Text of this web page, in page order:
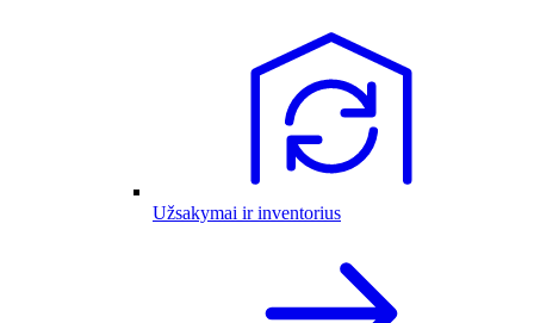
Užsakymai ir inventorius